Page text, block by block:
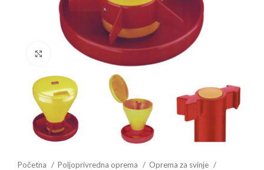
Povećajte sliku
Početna Poljoprivredna oprema
Oprema za svinje